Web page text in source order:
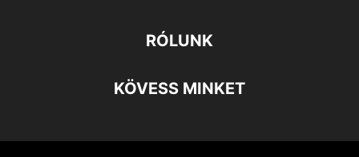
RÓLUNK
KÖVESS MINKET